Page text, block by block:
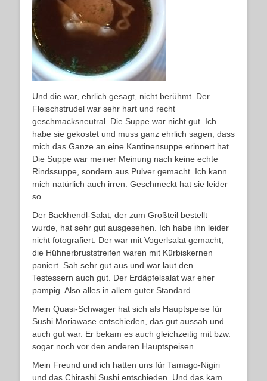
Und die war, ehrlich gesagt, nicht berühmt. Der
Fleischstrudel war sehr hart und recht
geschmacksneutral. Die Suppe war nicht gut. Ich
habe sie gekostet und muss ganz ehrlich sagen, dass
mich das Ganze an eine Kantinensuppe erinnert hat.
Die Suppe war meiner Meinung nach keine echte
Rindssuppe, sondern aus Pulver gemacht. Ich kann
mich natürlich auch irren. Geschmeckt hat sie leider
so.
Der Backhendl-Salat, der zum Großteil bestellt
wurde, hat sehr gut ausgesehen. Ich habe ihn leider
nicht fotografiert. Der war mit Vogerlsalat gemacht,
die Hühnerbruststreifen waren mit Kürbiskernen
paniert. Sah sehr gut aus und war laut den
Testessern auch gut. Der Erdäpfelsalat war eher
pampig. Also alles in allem guter Standard.
Mein Quasi-Schwager hat sich als Hauptspeise für
Sushi Moriawase entschieden, das gut aussah und
auch gut war. Er bekam es auch gleichzeitig mit bzw.
sogar noch vor den anderen Hauptspeisen.
Mein Freund und ich hatten uns für Tamago-Nigiri
und das Chirashi Sushi entschieden. Und das kam